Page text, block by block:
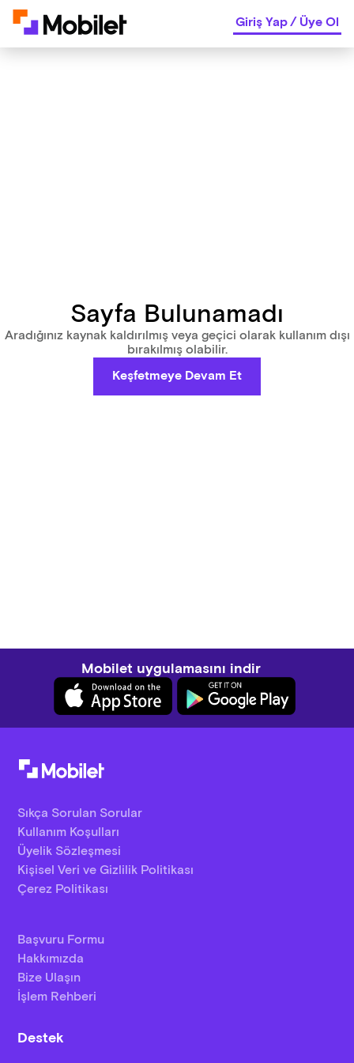
Giriş Yap/Üye Ol
Sayfa Bulunamadı
Aradığınız kaynak kaldırılmış veya geçici olarak kullanım dışı
bırakılmış olabilir.
Keşfetmeye Devam Et
Mobilet uygulamasını indir
Sıkça Sorulan Sorular
Kullanım Koşulları
Üyelik Sözleşmesi
Kişisel Veri ve Gizlilik Politikası
Çerez Politikası
Başvuru Formu
Hakkımızda
Bize Ulaşın
İşlem Rehberi
Destek